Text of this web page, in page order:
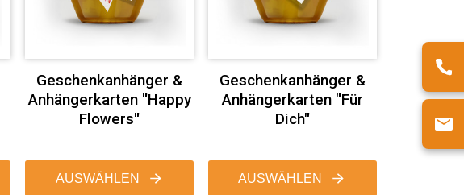
Geschenkanhänger &
Anhängerkarten "Happy
Flowers"
AUSWÄHLEN
Geschenkanhänger &
Anhängerkarten "Für
Dich"
AUSWÄHLEN